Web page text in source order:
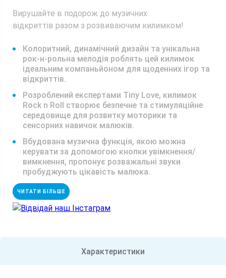
Вирушайте в подорож до музичних
відкриттів разом з розвиваючим килимком!
Колоритний, динамічний дизайн та унікальна
рок-н-рольна мелодія роблять цей килимок
ідеальним компаньйоном для щоденних ігор та
відкриттів.
Розроблений експертами Tiny Love, килимок
Rock n Roll створює безпечне та стимуляційне
середовище для розвитку моторики та
сенсорних навичок малюків.
Вбудована музична функція, якою можна
керувати за допомогою кнопки увімкнення/
вимкнення, пропонує розважальні звуки
пробуджують цікавість малюка.
ЧИТАТИ БІЛЬШЕ
Відвідай наш Інстаграм
Характеристики